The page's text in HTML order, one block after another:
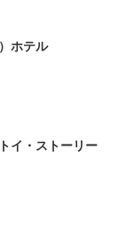
ホテル
イ・ストーリー